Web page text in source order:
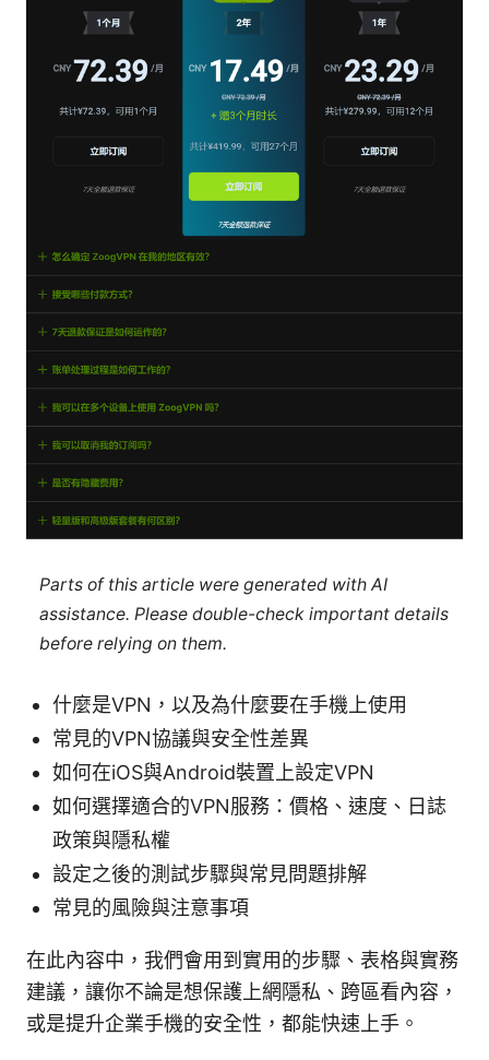
Parts of this article were generated with AI
assistance. Please double-check important details
before relying on them.
什麼是VPN，以及為什麼要在手機上使用
常見的VPN協議與安全性差異
如何在iOS與Android裝置上設定VPN
如何選擇適合的VPN服務：價格、速度、日誌
政策與隱私權
設定之後的測試步驟與常見問題排解
常見的風險與注意事項
在此內容中，我們會用到實用的步驟、表格與實務
建議，讓你不論是想保護上網隱私、跨區看內容，
或是提升企業手機的安全性，都能快速上手。